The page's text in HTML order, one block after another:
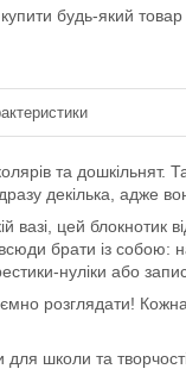
будь-який
та дошкільнят.
декілька, адже
цей блокнотик
брати із собою:
нуліки або
розглядати!
для школи та